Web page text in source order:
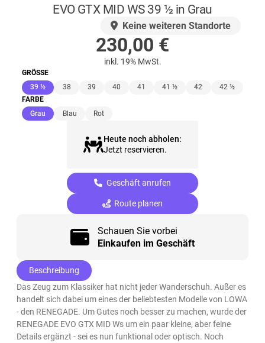
EVO GTX MID WS 39 ½ in Grau
Keine weiteren Standorte
230,00 €
inkl. 19% MwSt.
GRÖSSE
39 ½(ausgewählt)
38 39 40 41 41 ½ 42
42 ½
FARBE
Grau (ausgewählt)
Blau Rot
Heute noch abholen:
Jetzt reservieren.
Geschäft anrufen
Route planen
Schauen Sie vorbei
Einkaufen im Geschäft
Beschreibung
Das Zeug zum Klassiker hat nicht jeder Wanderschuh. Außer es
handelt sich dabei um eines der beliebtesten Modelle von LOWA
- den RENEGADE. Um Gutes noch besser zu machen, wurde der
RENEGADE EVO GTX MID Ws um ein paar kleine, aber feine
Details ergänzt - sei es nun funktional oder optisch. Noch